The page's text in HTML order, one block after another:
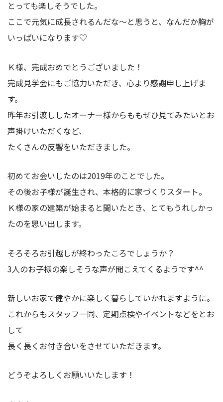
とっても楽しそうでした。
ここで元気に成長されるんだな～と思うと、なんだか胸が
いっぱいになります♡
Ｋ様、完成おめでとうございました！
完成見学会にもご協力いただき、心より感謝申し上げま
す。
昨年お引渡ししたオーナー様からももぜひ見てみたいとお
声掛けいただくなど、
たくさんの反響をいただきました。
初めてお会いしたのは2019年のことでした。
その後お子様が誕生され、本格的に家づくりスタート。
Ｋ様の家の建築が始まると聞いたとき、とてもうれしかっ
たのを思い出します。
そろそろお引越しが終わったころでしょうか？
3人のお子様の楽しそうな声が聞こえてくるようです^^
新しいお家で健やかに楽しく暮らしていかれますように。
これからもスタッフ一同、定期点検やイベントなどをとお
して
長く長くお付き合いをさせていただきます。
どうぞよろしくお願いいたします！